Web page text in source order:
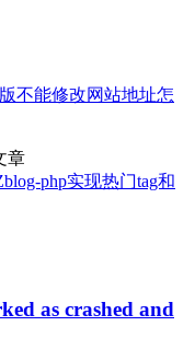
不能修改网站地址怎
章
php实现热门tag和
as crashed and